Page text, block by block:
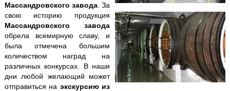
Долина привидений
Заповедник и Беседка ветров
Кара-Даг +
Коктебель
Крымские святыни
Массандровского завода. За
свою историю продукция
Массандровского завода
обрела всемирную славу, и
была отмечена большим
количеством наград на
различных конкурсах. В наши
дни любой желающий может
отправиться на экскурсию из